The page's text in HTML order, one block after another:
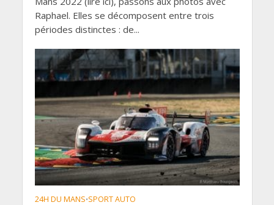
Raphael. Elles se décomposent entre trois
périodes distinctes : de...
24H DU MANS•SPORT AUTO